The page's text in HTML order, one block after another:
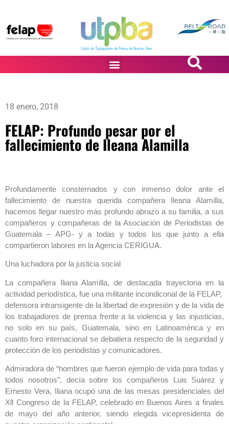
18 enero, 2018
FELAP: Profundo pesar por el
fallecimiento de Ileana Alamilla
Profundamente consternados y con inmenso dolor ante el
fallecimiento de nuestra querida compañera Ileana Alamilla,
hacemos llegar nuestro más profundo abrazo a su familia, a sus
compañeros y compañeras de la Asociación de Periodistas de
Guatemala – APG- y a todas y todos los que junto a ella
compartieron labores en la Agencia CERIGUA.
Una luchadora por la justicia social
La compañera Iliana Alamilla, de destacada trayectoria en la
actividad periodística, fue una militante incondiconal de la FELAP,
defensora intransigente de la libertad de expresión y de la vida de
los trabajadores de prensa frente a la violencia y las injusticias,
no solo en su país, Guatemala, sino en Latinoamérica y en
cuanto foro internacional se debatiera respecto de la seguridad y
protección de los periodistas y comunicadores.
Admiradora de “hombres que fueron ejemplo de vida para todas y
todos nosotros”, decía sobre los compañeros Luis Suárez y
Ernesto Vera, Iliana ocupó una de las mesas presidenciales del
Xll Congreso de la FELAP, celebrado en Buenos Aires a finales
de mayo del año anterior, siendo elegida vicepresidenta de